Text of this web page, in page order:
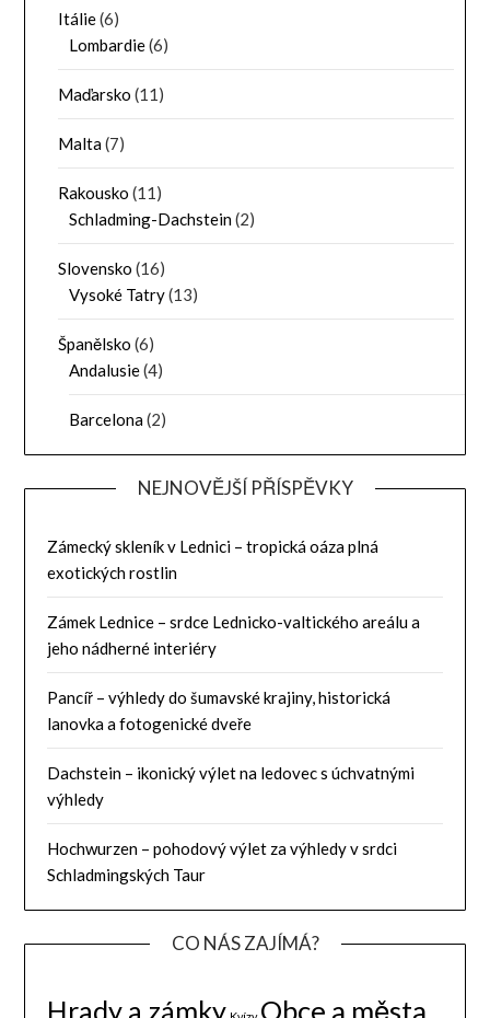
Itálie(6)
Lombardie(6)
Maďarsko (11)
Malta(7)
Rakousko (11)
Schladming-Dachstein(2)
Slovensko (16)
Vysoké Tatry(13)
Španělsko (6)
Andalusie(4)
Barcelona(2)
NEJNOVĚJŠÍ PŘÍSPĚVKY
Zámecký skleník v Lednici – tropická oáza plná
exotických rostlin
Zámek Lednice – srdce Lednicko-valtického areálu a
jeho nádherné interiéry
Pancíř – výhledy do šumavské krajiny, historická
lanovka a fotogenické dveře
Dachstein – ikonický výlet na ledovec s úchvatnými
výhledy
Hochwurzen – pohodový výlet za výhledy v srdci
Schladmingských Taur
CO NÁS ZAJÍMÁ?
Hrady a zámky Obce a města